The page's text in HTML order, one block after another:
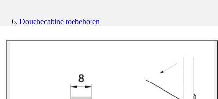
Douchecabine toebehoren